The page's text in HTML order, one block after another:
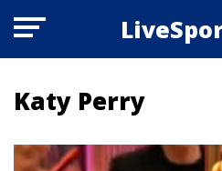
Katy Perry